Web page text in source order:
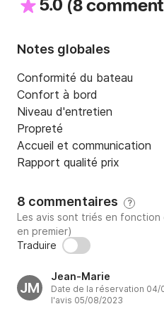
5.0 (8
Notes globales
Conformité du bateau
Confort à bord
Niveau d'entretien
Propreté
Accueil et communication
Rapport qualité prix
8 commentaires ?
Les avis sont triés en fonction
en premier)
Traduire
JM
Jean-Marie
Date de la réservation 04/
l'avis 05/08/2023